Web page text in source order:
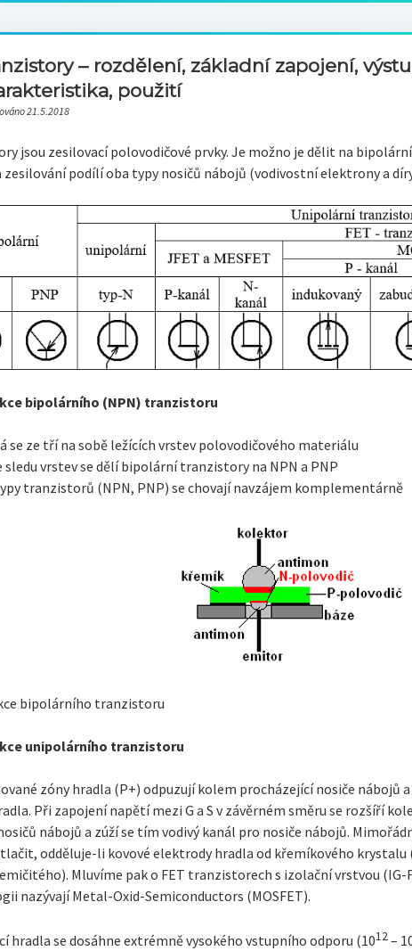
– rozdělení, základní zapojení,
použití
21.5.2018
jsou zesilovací polovodičové prvky. Je možno je dělit na
zesilování podílí oba typy nosičů nábojů (vodivostní elektrony a
bipolárního (NPN) tranzistoru
se ze tří na sobě ležících vrstev polovodičového materiálu
sledu vrstev se dělí bipolární tranzistory na NPN a PNP
tranzistorů (NPN, PNP) se chovají navzájem komplementárně
bipolárního tranzistoru
unipolárního tranzistoru
zóny hradla (P+) odpuzují kolem procházející nosiče nábojů
Při zapojení napětí mezi G a S v závěrném směru se rozšíří
nábojů a zúží se tím vodivý kanál pro nosiče nábojů.
odděluje-li kovové elektrody hradla od křemíkového krystalu
Mluvíme pak o FET tranzistorech s izolační vrstvou
nazývají Metal-Oxid-Semiconductors (MOSFET).
hradla se dosáhne extrémně vysokého vstupního odporu (1012–